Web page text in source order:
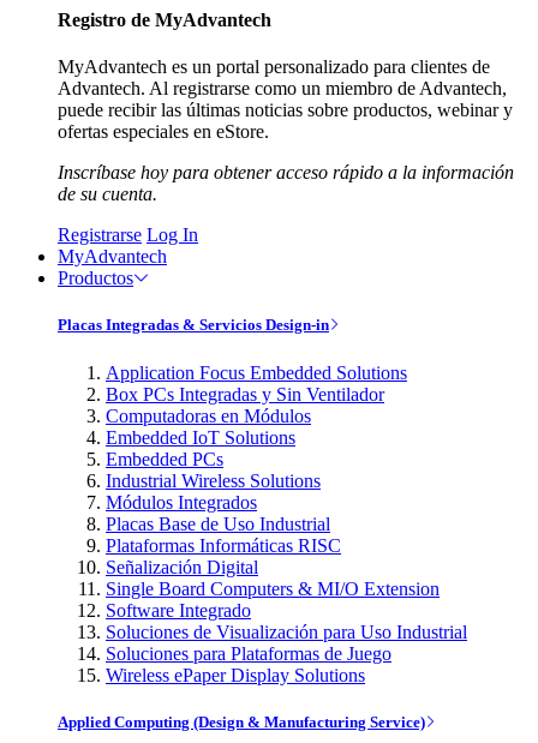
Registro de MyAdvantech
MyAdvantech es un portal personalizado para clientes de
Advantech. Al registrarse como un miembro de Advantech,
puede recibir las últimas noticias sobre productos, webinar y
ofertas especiales en eStore.
Inscríbase hoy para obtener acceso rápido a la información
de su cuenta.
Registrarse Log In
MyAdvantech
Productos
Placas Integradas & Servicios Design-in
Application Focus Embedded Solutions
Box PCs Integradas y Sin Ventilador
Computadoras en Módulos
Embedded IoT Solutions
Embedded PCs
Industrial Wireless Solutions
Módulos Integrados
Placas Base de Uso Industrial
Plataformas Informáticas RISC
Señalización Digital
Single Board Computers & MI/O Extension
Software Integrado
Soluciones de Visualización para Uso Industrial
Soluciones para Plataformas de Juego
Wireless ePaper Display Solutions
Applied Computing (Design & Manufacturing Service)